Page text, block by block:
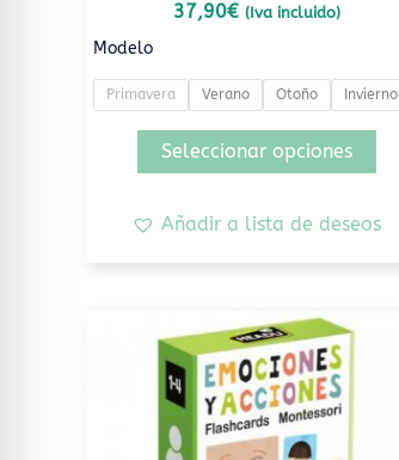
37,90€ (Iva incluido)
Modelo
Primavera Verano Otoño Invierno
Seleccionar opciones
Añadir a lista de deseos